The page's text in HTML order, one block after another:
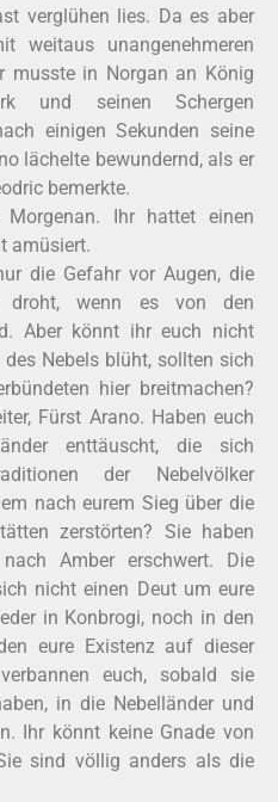
verglühen lies. Da es aber
weitaus unangenehmeren
musste in Norgan an König
und seinen Schergen
einigen Sekunden seine
lächelte bewundernd, als er
bemerkte.
Ihr hattet einen
amüsiert.
die Gefahr vor Augen, die
droht, wenn es von den
Aber könnt ihr euch nicht
Nebels blüht, sollten sich
hier breitmachen?
Fürst Arano. Haben euch
enttäuscht, die sich
der Nebelvölker
nach eurem Sieg über die
zerstörten? Sie haben
Amber erschwert. Die
nicht einen Deut um eure
in Konbrogi, noch in den
eure Existenz auf dieser
euch, sobald sie
in die Nebelländer und
Ihr könnt keine Gnade von
sind völlig anders als die